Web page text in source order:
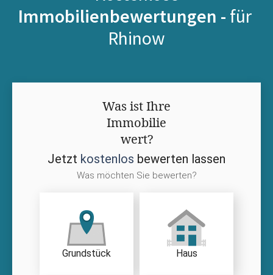
Immobilienbewertungen - für
Rhinow
Was ist Ihre
Immobilie
wert?
Jetzt kostenlos bewerten lassen
Was möchten Sie bewerten?
Grundstück Haus